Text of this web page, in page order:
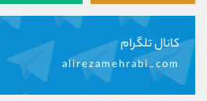
کانال تلگرام
alirezamehrabi_com